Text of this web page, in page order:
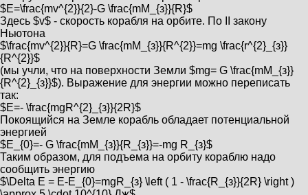
$E=\frac{mv^{2}}{2}-G \frac{mM_{з}}{R}$
Здесь $v$ - скорость корабля на орбите. По II закону
Ньютона
$\frac{mv^{2}}{R}=G \frac{mM_{з}}{R^{2}}=mg \frac{r^{2}_{з}}
{R^{2}}$
(мы учли, что на поверхности Земли $mg= G \frac{mM_{з}}
{R^{2}_{з}}$). Выражение для энергии можно переписать
так:
$E=- \frac{mgR^{2}_{з}}{2R}$
Покоящийся на Земле корабль обладает потенциальной
энергией
$E_{0}=- G \frac{mM_{з}}{R_{з}}=-mg R_{з}$
Таким образом, для подъема на орбиту кораблю надо
сообщить энергию
$\Delta E = E-E_{0}=mgR_{з} \left ( 1 - \frac{R_{з}}{2R} \right )